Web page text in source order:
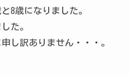
8歳になりました。
た。
し訳ありません・・・。